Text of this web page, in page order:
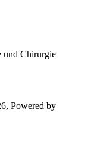
Powered by